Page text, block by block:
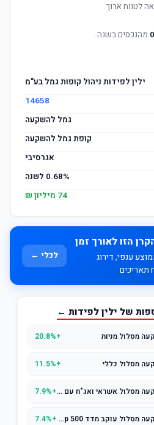
לטווח ארוך.
מהנכסים בשנה.
ילין לפידות ניהול קופות גמל בע"מ
14658
גמל להשקעה
קופת גמל להשקעה
אגרסיבי
0.68% לשנה
74 מיליון ₪
הזו לאורך זמן
ענפי, דירוג
תאריכים
לכלי ←
של ילין לפידות ←
מסלול מניות +20.8%
מסלול כללי +11.5%
ילין לפידות קופת גמל להשקעה מסלול אשראי ואג"ח עם מניות (עד 25% מניות)+7.9%
ילין לפידות קופת גמל להשקעה מסלול עוקב מדד s&p 500 +7.4%